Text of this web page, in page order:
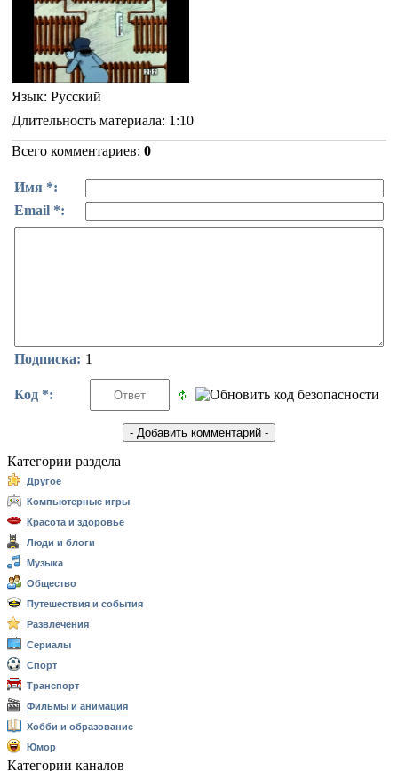
Язык: Русский
Длительность материала: 1:10
Всего комментариев: 0
Имя *:
Email *:
Подписка: 1
Код *:
Категории раздела
Другое
Компьютерные игры
Красота и здоровье
Люди и блоги
Музыка
Общество
Путешествия и события
Развлечения
Сериалы
Спорт
Транспорт
Фильмы и анимация
Хобби и образование
Юмор
Категории каналов